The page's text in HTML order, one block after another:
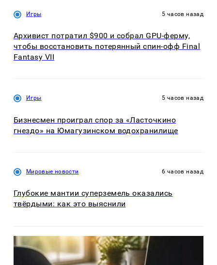
Игры 5 часов назад
Архивист потратил $900 и собрал GPU-ферму,
чтобы восстановить потерянный спин-офф Final
Fantasy VII
Игры 5 часов назад
Бизнесмен проиграл спор за «Ласточкино
гнездо» на Юмагузинском водохранилище
Мировые новости 6 часов назад
Глубокие мантии суперземель оказались
твёрдыми: как это выяснили